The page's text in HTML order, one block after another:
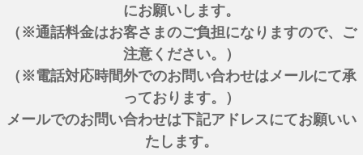
にお願いします。
（※通話料金はお客さまのご負担になりますので、ご
注意ください。）
（※電話対応時間外でのお問い合わせはメールにて承
っております。）
メールでのお問い合わせは下記アドレスにてお願いい
たします。